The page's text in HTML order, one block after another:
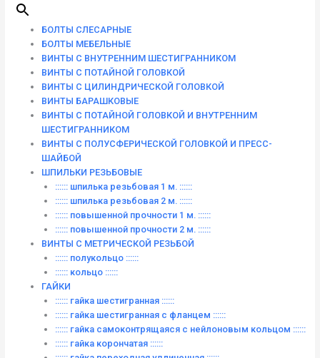
БОЛТЫ СЛЕСАРНЫЕ
БОЛТЫ МЕБЕЛЬНЫЕ
ВИНТЫ С ВНУТРЕННИМ ШЕСТИГРАННИКОМ
ВИНТЫ С ПОТАЙНОЙ ГОЛОВКОЙ
ВИНТЫ С ЦИЛИНДРИЧЕСКОЙ ГОЛОВКОЙ
ВИНТЫ БАРАШКОВЫЕ
ВИНТЫ С ПОТАЙНОЙ ГОЛОВКОЙ И ВНУТРЕННИМ
ШЕСТИГРАННИКОМ
ВИНТЫ С ПОЛУСФЕРИЧЕСКОЙ ГОЛОВКОЙ И ПРЕСС-
ШАЙБОЙ
ШПИЛЬКИ РЕЗЬБОВЫЕ
:::::: шпилька резьбовая 1 м. ::::::
:::::: шпилька резьбовая 2 м. ::::::
:::::: повышенной прочности 1 м. ::::::
:::::: повышенной прочности 2 м. ::::::
ВИНТЫ C МЕТРИЧЕСКОЙ РЕЗЬБОЙ
:::::: полукольцо ::::::
:::::: кольцо ::::::
ГАЙКИ
:::::: гайка шестигранная ::::::
:::::: гайка шестигранная с фланцем ::::::
:::::: гайка самоконтрящаяся с нейлоновым кольцом ::::::
:::::: гайка корончатая ::::::